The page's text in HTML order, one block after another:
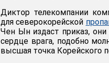
Диктор телекомпании
для северокорейской
Чен Ын издаст приказ,
сердце врага, подобно
высшая точка Корейского